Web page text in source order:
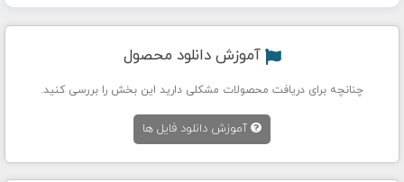
آموزش دانلود محصول
چنانچه برای دریافت محصولات مشکلی دارید این بخش را بررسی کنید.
آموزش دانلود فایل ها